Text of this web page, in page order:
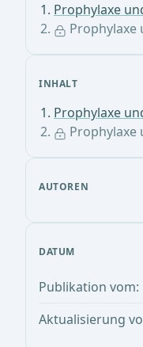
INHALT
Prophylaxe
AUTOREN
DATUM
Publikation vom:
Aktualisierung
Prophylaxe